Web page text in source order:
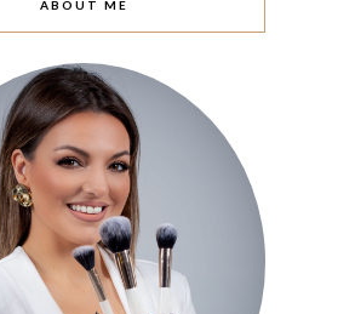
ABOUT ME